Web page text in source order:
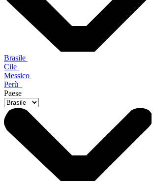
Brasile
Cile
Messico
Perù
Paese